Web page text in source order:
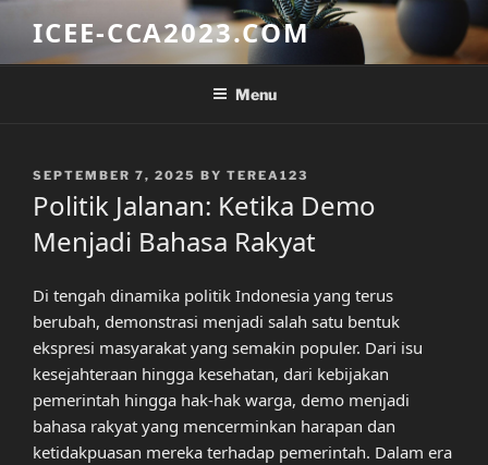
content
ICEE-CCA2023.COM
Menu
POSTED
SEPTEMBER 7, 2025 BY TEREA123
Politik Jalanan: Ketika Demo
Menjadi Bahasa Rakyat
Di tengah dinamika politik Indonesia yang terus
berubah, demonstrasi menjadi salah satu bentuk
ekspresi masyarakat yang semakin populer. Dari isu
kesejahteraan hingga kesehatan, dari kebijakan
pemerintah hingga hak-hak warga, demo menjadi
bahasa rakyat yang mencerminkan harapan dan
ketidakpuasan mereka terhadap pemerintah. Dalam era